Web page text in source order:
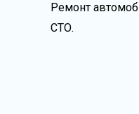
Ремонт
СТО.